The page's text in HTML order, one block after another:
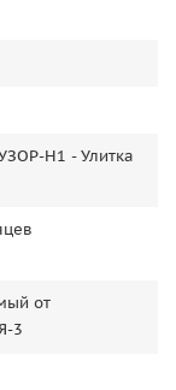
Н1 - Улитка
от
3